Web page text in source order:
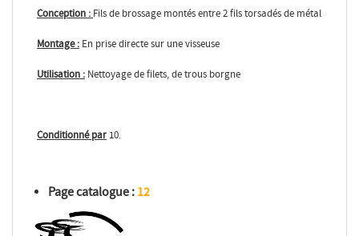
Conception : Fils de brossage montés entre 2 fils torsadés de métal
Montage : En prise directe sur une visseuse
Utilisation : Nettoyage de filets, de trous borgne
Conditionné par 10.
Page catalogue : 12